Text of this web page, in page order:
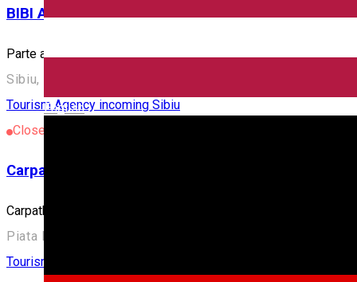
English
BIBI Adventure
Parte a grupului BIBI, Adventure este divizia de organizare
Sibiu, Romania
Tourism Agency incoming Sibiu
Closed
Carpathian Travel Center
Carpathian Travel Center
Piata Mare nr 12, Sibiu, Romania, 550163
Tourism Agency incoming Sibiu